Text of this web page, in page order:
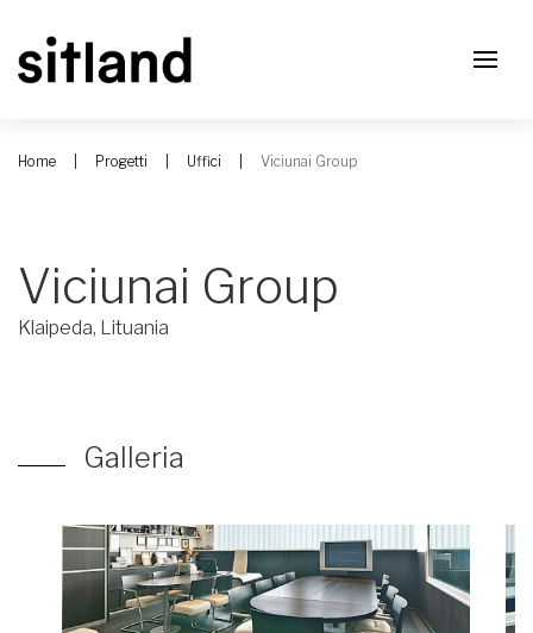
Home Progetti Uffici Viciunai Group
Viciunai Group
Klaipeda, Lituania
Galleria